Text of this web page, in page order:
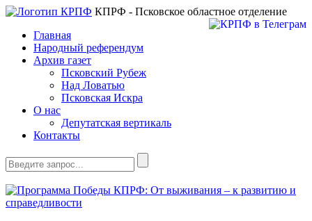
КПРФ - Псковское областное отделение
Главная
Народный референдум
Архив газет
Псковский Рубеж
Над Ловатью
Псковская Искра
О нас
Депутатская вертикаль
Контакты